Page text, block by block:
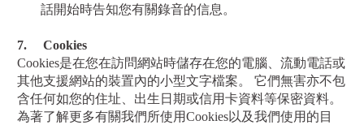
話開始時告知您有關錄音的信息。
7.
Cookies
Cookies是在您在訪問網站時儲存在您的電腦、流動電話或
其他支援網站的裝置內的小型文字檔案。 它們無害亦不包
含任何如您的住址、出生日期或信用卡資料等保密資料。
為著了解更多有關我們所使用Cookies以及我們使用的目